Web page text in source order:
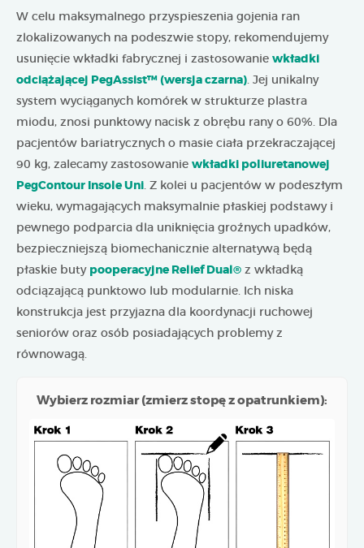
W celu maksymalnego przyspieszenia gojenia ran
zlokalizowanych na podeszwie stopy, rekomendujemy
usunięcie wkładki fabrycznej i zastosowanie wkładki
odciążającej PegAssist™ (wersja czarna). Jej unikalny
system wyciąganych komórek w strukturze plastra
miodu, znosi punktowy nacisk z obrębu rany o 60%. Dla
pacjentów bariatrycznych o masie ciała przekraczającej
90 kg, zalecamy zastosowanie wkładki poliuretanowej
PegContour Insole Uni. Z kolei u pacjentów w podeszłym
wieku, wymagających maksymalnie płaskiej podstawy i
pewnego podparcia dla uniknięcia groźnych upadków,
bezpieczniejszą biomechanicznie alternatywą będą
płaskie buty pooperacyjne Relief Dual® z wkładką
odciązającą punktowo lub modularnie. Ich niska
konstrukcja jest przyjazna dla koordynacji ruchowej
seniorów oraz osób posiadających problemy z
równowagą.
Wybierz rozmiar (zmierz stopę z opatrunkiem):